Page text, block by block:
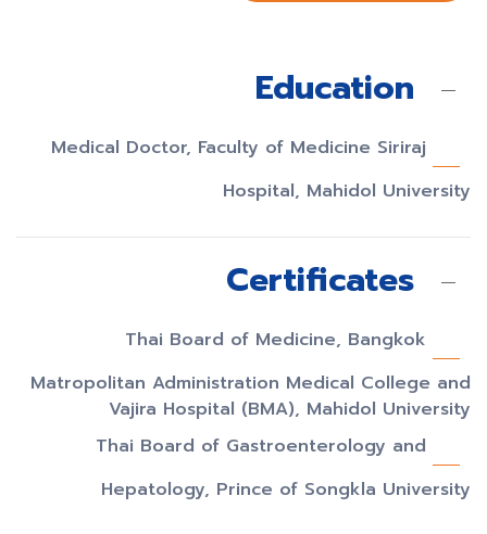
Education
Medical Doctor, Faculty of Medicine Siriraj
Hospital, Mahidol University
Certificates
Thai Board of Medicine, Bangkok
Matropolitan Administration Medical College and
Vajira Hospital (BMA), Mahidol University
Thai Board of Gastroenterology and
Hepatology, Prince of Songkla University